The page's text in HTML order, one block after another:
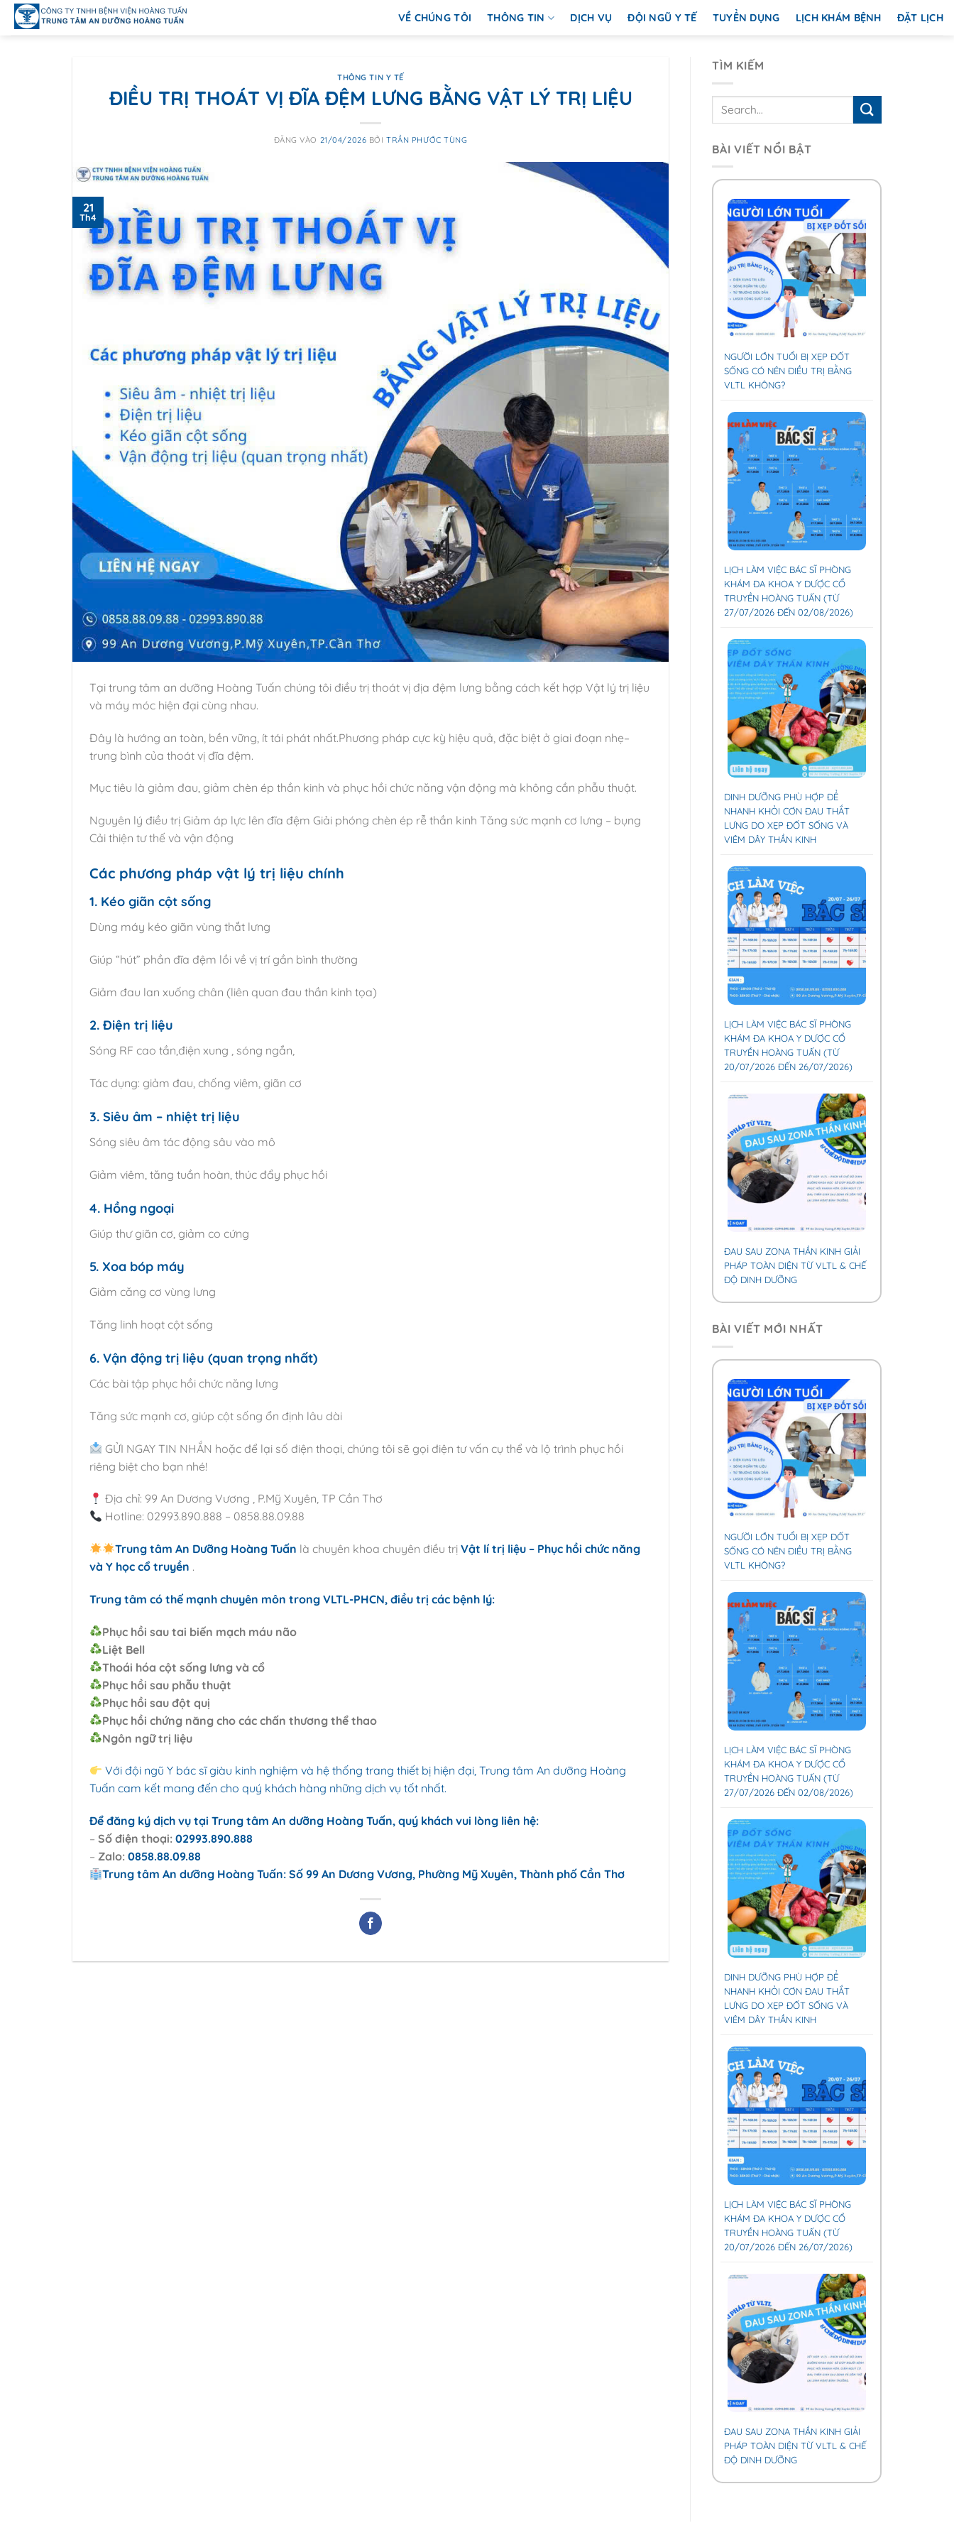
qua
VỀ CHÚNG TÔI THÔNG TIN DỊCH VỤ ĐỘI NGŨ Y TẾ TUYỂN DỤNG LỊCH KHÁM BỆNH ĐẶT LỊCH
THÔNG TIN Y TẾ
ĐIỀU TRỊ THOÁT VỊ ĐĨA ĐỆM LƯNG BẰNG VẬT LÝ TRỊ LIỆU
ĐĂNG VÀO 21/04/2026 BỞITRẦN PHƯỚC TÙNG
21
Th4
Tại trung tâm an dưỡng Hoàng Tuấn chúng tôi điều trị thoát vị địa đệm lưng bằng cách kết hợp Vật lý trị liệu
và máy móc hiện đại cùng nhau.
Đây là hướng an toàn, bền vững, ít tái phát nhất.Phương pháp cực kỳ hiệu quả, đặc biệt ở giai đoạn nhẹ–
trung bình của thoát vị đĩa đệm.
Mục tiêu là giảm đau, giảm chèn ép thần kinh và phục hồi chức năng vận động mà không cần phẫu thuật.
Nguyên lý điều trị Giảm áp lực lên đĩa đệm Giải phóng chèn ép rễ thần kinh Tăng sức mạnh cơ lưng – bụng
Cải thiện tư thế và vận động
Các phương pháp vật lý trị liệu chính
1. Kéo giãn cột sống
Dùng máy kéo giãn vùng thắt lưng
Giúp “hút” phần đĩa đệm lồi về vị trí gần bình thường
Giảm đau lan xuống chân (liên quan đau thần kinh tọa)
2. Điện trị liệu
Sóng RF cao tần,điện xung , sóng ngắn,
Tác dụng: giảm đau, chống viêm, giãn cơ
3. Siêu âm – nhiệt trị liệu
Sóng siêu âm tác động sâu vào mô
Giảm viêm, tăng tuần hoàn, thúc đẩy phục hồi
4. Hồng ngoại
Giúp thư giãn cơ, giảm co cứng
5. Xoa bóp máy
Giảm căng cơ vùng lưng
Tăng linh hoạt cột sống
6. Vận động trị liệu (quan trọng nhất)
Các bài tập phục hồi chức năng lưng
Tăng sức mạnh cơ, giúp cột sống ổn định lâu dài
GỬI NGAY TIN NHẮN hoặc để lại số điện thoại, chúng tôi sẽ gọi điện tư vấn cụ thể và lộ trình phục hồi
riêng biệt cho bạn nhé!
Địa chỉ: 99 An Dương Vương , P.Mỹ Xuyên, TP Cần Thơ
Hotline: 02993.890.888 – 0858.88.09.88
Trung tâm An Dưỡng Hoàng Tuấn là chuyên khoa chuyên điều trịVật lí trị liệu – Phục hồi chức năng
và Y học cổ truyền .
Trung tâm có thế mạnh chuyên môn trong VLTL-PHCN, điều trị các bệnh lý:
Phục hồi sau tai biến mạch máu não
Liệt Bell
Thoái hóa cột sống lưng và cổ
Phục hồi sau phẫu thuật
Phục hồi sau đột quị
Phục hồi chứng năng cho các chấn thương thểthao
Ngôn ngữ trị liệu
Với đội ngũ Y bác sĩ giàu kinh nghiệm và hệ thống trang thiết bị hiện đại, Trung tâm An dưỡng Hoàng
Tuấn cam kết mang đến cho quý khách hàng những dịch vụ tốt nhất.
Để đăng ký dịch vụ tại Trung tâm An dưỡng Hoàng Tuấn, quý khách vui lòng liên hệ:
– Số điện thoại: 02993.890.888
– Zalo: 0858.88.09.88
Trung tâm An dưỡng Hoàng Tuấn: Số 99 An Dương Vương, Phường Mỹ Xuyên, Thành phố Cần Thơ
TÌM KIẾM
BÀI VIẾT NỔI BẬT
NGƯỜI LỚN TUỔI BỊ XẸP ĐỐT
SỐNG CÓ NÊN ĐIỀU TRỊ BẰNG
VLTL KHÔNG?
LỊCH LÀM VIỆC BÁC SĨ PHÒNG
KHÁM ĐA KHOA Y DƯỢC CỔ
TRUYỀN HOÀNG TUẤN (TỪ
27/07/2026 ĐẾN 02/08/2026)
DINH DƯỠNG PHÙ HỢP ĐỂ
NHANH KHỎI CƠN ĐAU THẮT
LƯNG DO XẸP ĐỐT SỐNG VÀ
VIÊM DÂY THẦN KINH
LỊCH LÀM VIỆC BÁC SĨ PHÒNG
KHÁM ĐA KHOA Y DƯỢC CỔ
TRUYỀN HOÀNG TUẤN (TỪ
20/07/2026 ĐẾN 26/07/2026)
ĐAU SAU ZONA THẦN KINH GIẢI
PHÁP TOÀN DIỆN TỪ VLTL & CHẾ
ĐỘ DINH DƯỠNG
BÀI VIẾT MỚI NHẤT
NGƯỜI LỚN TUỔI BỊ XẸP ĐỐT
SỐNG CÓ NÊN ĐIỀU TRỊ BẰNG
VLTL KHÔNG?
LỊCH LÀM VIỆC BÁC SĨ PHÒNG
KHÁM ĐA KHOA Y DƯỢC CỔ
TRUYỀN HOÀNG TUẤN (TỪ
27/07/2026 ĐẾN 02/08/2026)
DINH DƯỠNG PHÙ HỢP ĐỂ
NHANH KHỎI CƠN ĐAU THẮT
LƯNG DO XẸP ĐỐT SỐNG VÀ
VIÊM DÂY THẦN KINH
LỊCH LÀM VIỆC BÁC SĨ PHÒNG
KHÁM ĐA KHOA Y DƯỢC CỔ
TRUYỀN HOÀNG TUẤN (TỪ
20/07/2026 ĐẾN 26/07/2026)
ĐAU SAU ZONA THẦN KINH GIẢI
PHÁP TOÀN DIỆN TỪ VLTL & CHẾ
ĐỘ DINH DƯỠNG